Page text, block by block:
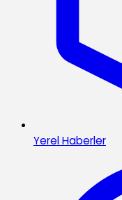
Yerel Haberler